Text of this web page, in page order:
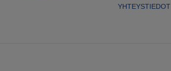
YHTEYSTIEDOT